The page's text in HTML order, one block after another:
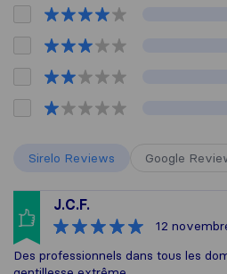
Sirelo Reviews Google
J.C.F.
12
Des professionnels dans tous les